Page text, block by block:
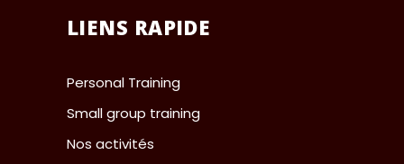
LIENS RAPIDE
Personal Training
Small group training
Nos activités